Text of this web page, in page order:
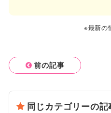
※最新の
前の記事
同じカテゴリーの記